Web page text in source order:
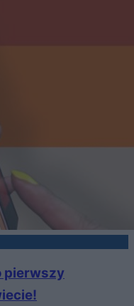
pierwszy